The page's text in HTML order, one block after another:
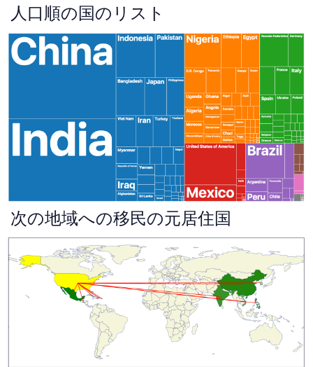
人口順の国のリスト
次の地域への移民の元居住国